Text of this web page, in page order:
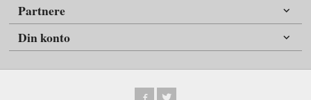
Partnere
Din konto